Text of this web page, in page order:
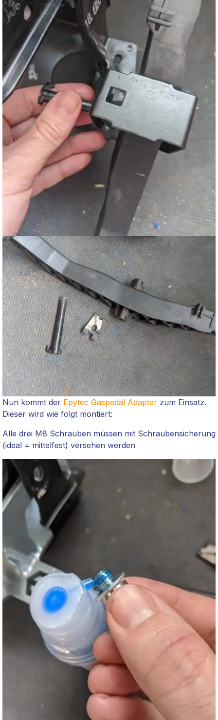
Nun kommt der Epytec Gaspedal Adapter zum Einsatz.
Dieser wird wie folgt montiert:
Alle drei M8 Schrauben müssen mit Schraubensicherung
(ideal = mittelfest) versehen werden